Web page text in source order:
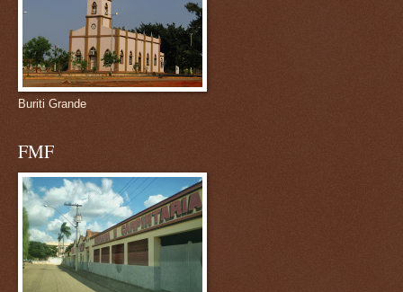
Buriti Grande
FMF